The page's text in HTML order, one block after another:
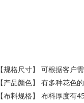
【规格尺寸】 可根据客户
【产品颜色】 有多种花色
【布料规格】 布料厚度